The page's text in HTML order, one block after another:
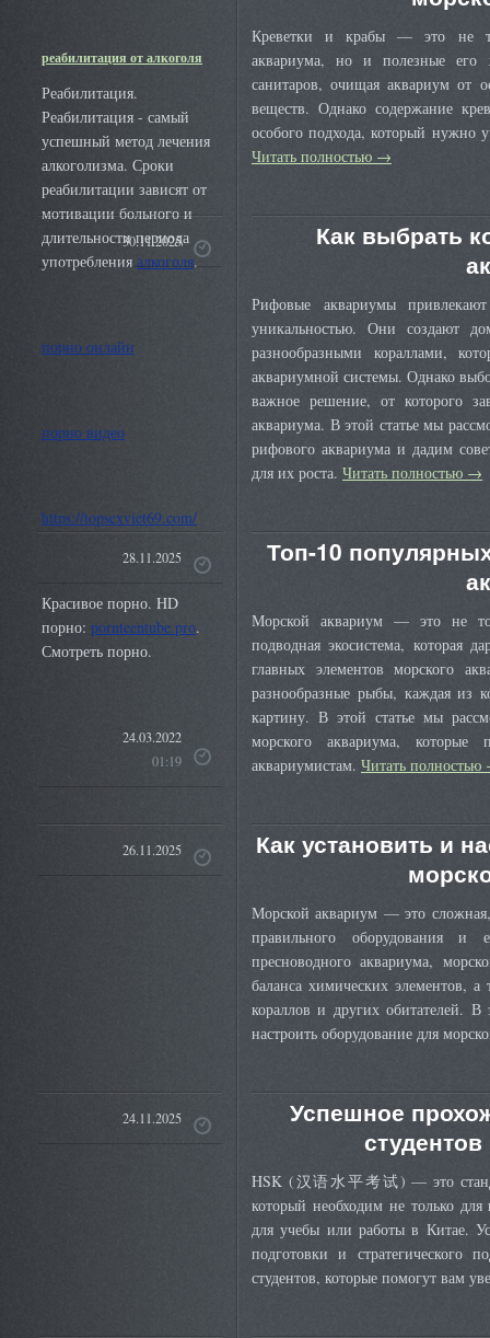
реабилитация от алкоголя
Реабилитация.
Реабилитация - самый
успешный метод лечения
алкоголизма. Сроки
реабилитации зависят от
мотивации больного и
длительности периода
употребления алкоголя.
порно онлайн
порно видео
https://topsexviet69.com/
Красивое порно. HD
порно: pornteentube.pro.
Смотреть порно.
24.03.2022
01:19
Креветки и крабы — это не
аквариума, но и полезные его
санитаров, очищая аквариум от
веществ. Однако содержание
особого подхода, который нужно
Читать полностью →
30.11.2025
Как выбрать
Рифовые аквариумы
уникальностью. Они создают
разнообразными кораллами,
аквариумной системы. Однако
важное решение, от которого
аквариума. В этой статье мы
рифового аквариума и дадим
для их роста. Читать полностью →
28.11.2025
Топ-10
Морской аквариум — это не
подводная экосистема,
главных элементов морского
разнообразные рыбы, каждая из
картину. В этой статье мы
морского аквариума,
аквариумистам. Читать полностью
26.11.2025
Как установить и
Морской аквариум — это сложная,
правильного оборудования
пресноводного аквариума,
баланса химических элементов,
кораллов и других обитателей.
настроить оборудование для
24.11.2025
Успешное
HSK (汉语水平考试) — это
который необходим не только
для учебы или работы в Китае.
подготовки и стратегического
студентов, которые помогут вам